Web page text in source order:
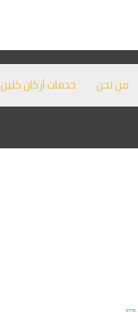
من نحن خدمات أركان كلين